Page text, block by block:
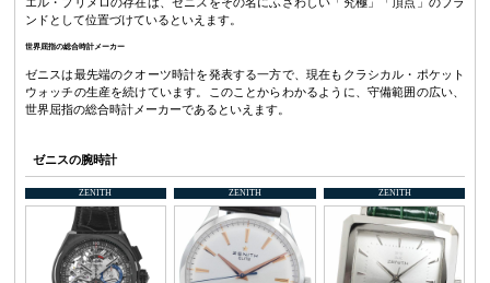
エル・プリメロの存在は、ゼニスをその名にふさわしい「究極」「頂点」のブラ
ンドとして位置づけているといえます。
世界屈指の総合時計メーカー
ゼニスは最先端のクオーツ時計を発表する一方で、現在もクラシカル・ポケット
ウォッチの生産を続けています。このことからわかるように、守備範囲の広い、
世界屈指の総合時計メーカーであるといえます。
ゼニスの腕時計
ZENITH ZENITH ZENITH